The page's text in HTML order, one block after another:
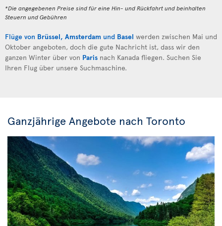
*Die angegebenen Preise sind für eine Hin- und Rückfahrt und beinhalten
Steuern und Gebühren
Flüge von Brüssel, Amsterdam und Basel werden zwischen Mai und
Oktober angeboten, doch die gute Nachricht ist, dass wir den
ganzen Winter über von Paris nach Kanada fliegen. Suchen Sie
Ihren Flug über unsere Suchmaschine.
Ganzjährige Angebote nach Toronto